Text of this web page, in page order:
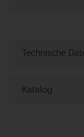
Technische
Katalog